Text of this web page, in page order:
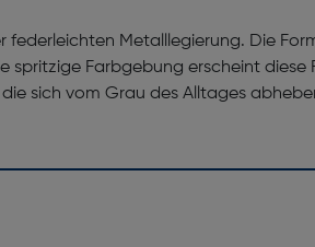
Metalllegierung. Die
Farbgebung erscheint
sich vom Grau des Alltages